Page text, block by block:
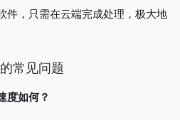
件，只需在云端完成处理，极大地
常见问题
度如何？